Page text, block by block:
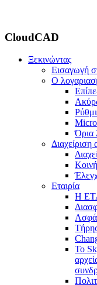
CloudCAD
Ξεκινώντας
Εισαγωγή
Ο
Όρια
Διαχείριση
Εταιρία
Η
Το